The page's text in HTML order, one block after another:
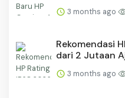
3 months ago
Rekomendasi
dari 2 Jutaan
3 months ago